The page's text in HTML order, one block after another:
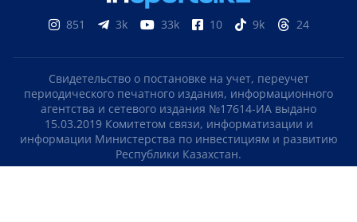
851 3k 33k 10 9k 24
Свидетельство о постановке на учет, переучет
периодического печатного издания, информационного
агентства и сетевого издания №17614-ИА выдано
15.03.2019 Комитетом связи, информатизации и
информации Министерства по инвестициям и развитию
Республики Казахстан.